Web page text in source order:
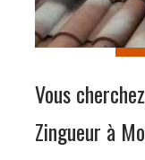
Vous
Zingueur à